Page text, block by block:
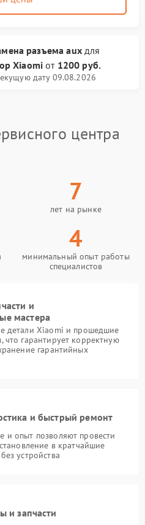
разъема auxдля
Xiaomiот 1200 руб.
дату 09.08.2026
центра
7
лет на рынке
4
минимальный опыт работы
специалистов
и
мастера
детали Xiaomi и прошедшие
гарантирует корректную
гарантийных
и быстрый ремонт
опыт позволяют провести
в кратчайшие
устройства
и запчасти